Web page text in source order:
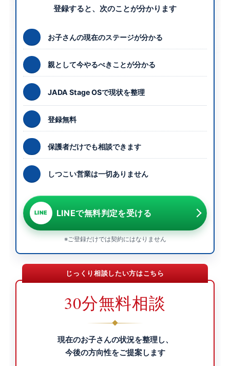
登録すると、次のことが分かります
お子さんの現在のステージが分かる
親として今やるべきことが分かる
JADA Stage OSで現状を整理
登録無料
保護者だけでも相談できます
しつこい営業は一切ありません
LINE LINEで無料判定を受ける
※ご登録だけでは契約にはなりません
じっくり相談したい方はこちら
30分無料相談
現在のお子さんの状況を整理し、
今後の方向性をご提案します